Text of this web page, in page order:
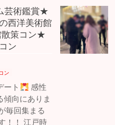
芸術鑑賞★
西洋美術館
散策コン★
ン
ン
ート
感性
傾向にありま
毎回集まる
！！ 江戸時